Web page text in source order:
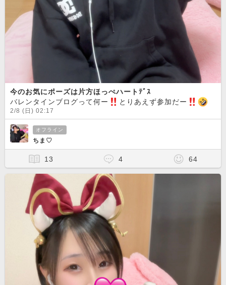
今のお気にポーズは片方ほっぺハートﾃﾞｽ
バレンタインブログって何ー
︎とりあえず参加だー
2/8 (日) 02:17
オフライン
ちま♡
13 4 64